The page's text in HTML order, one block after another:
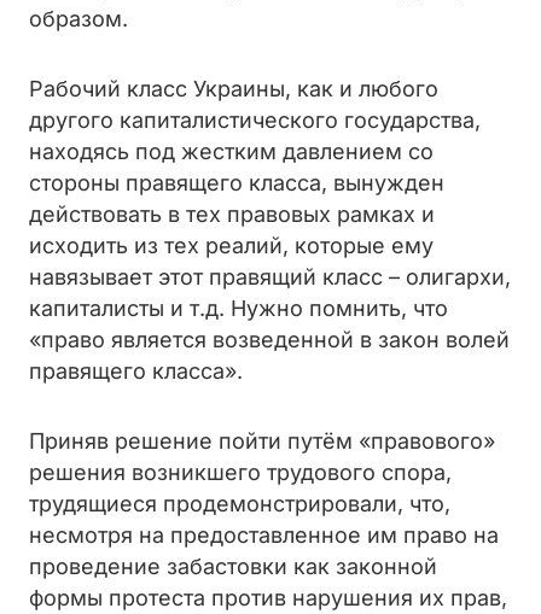
образом.
Рабочий класс Украины, как и любого
другого капиталистического государства,
находясь под жестким давлением со
стороны правящего класса, вынужден
действовать в тех правовых рамках и
исходить из тех реалий, которые ему
навязывает этот правящий класс – олигархи,
капиталисты и т.д. Нужно помнить, что
«право является возведенной в закон волей
правящего класса».
Приняв решение пойти путём «правового»
решения возникшего трудового спора,
трудящиеся продемонстрировали, что,
несмотря на предоставленное им право на
проведение забастовки как законной
формы протеста против нарушения их прав,